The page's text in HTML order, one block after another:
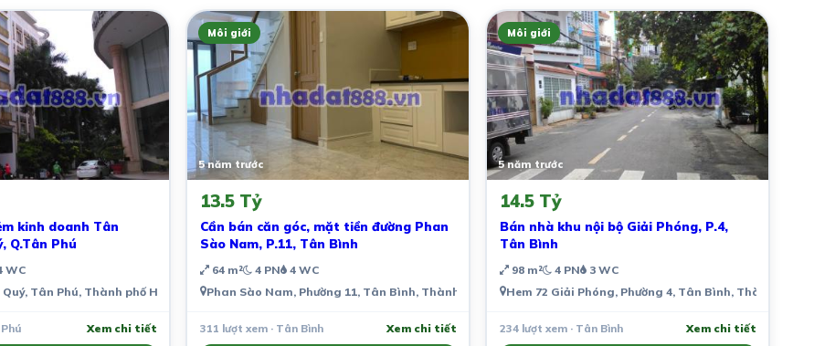
kinh doanh Tân
Q.Tân Phú
WC
Tân Phú, Thành phố Hồ Chí Minh, Việt Nam
Xem chi tiết
Môi giới
5 năm trước
13.5 Tỷ
Cần bán căn góc, mặt tiền đường Phan
Sào Nam, P.11, Tân Bình
64 m² 4 PN 4 WC
Phan Sào Nam, Phường 11, Tân Bình, Thành phố Hồ Chí Minh, Việt Nam
311 lượt xem · Tân Bình Xem chi tiết
Môi giới
5 năm trước
14.5 Tỷ
Bán nhà khu nội bộ Giải Phóng, P.4,
Tân Bình
98 m² 4 PN 3 WC
Hem 72 Giải Phóng, Phường 4, Tân Bình, Thành phố
234 lượt xem · Tân Bình Xem chi tiết